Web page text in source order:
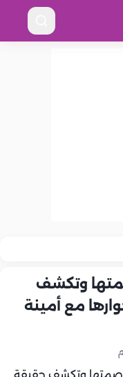
وتكشف
مع أمينة